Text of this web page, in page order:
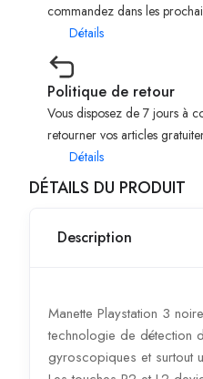
commandez dans les
Détails
Politique de retour
Vous disposez de 7 jours à
retourner vos articles
Détails
DÉTAILS DU PRODUIT
Description
Manette Playstation 3
technologie de détection
gyroscopiques et surtout